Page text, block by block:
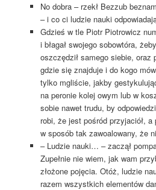
No dobra – rzekł Bezzub
– i co ci ludzie nauki
Gdzieś w tle Piotr Piotrowicz
i błagał swojego sobowtóra,
oszczędził samego siebie, oraz
gdzie się znajduje i do kogo
tylko mgliście, jakby
na peronie kolej owym lub w
sobie nawet trudu, by
robi, że jest pośród przyjaciół,
w sposób tak zawoalowany, że
– Ludzie nauki… – zaczął
Zupełnie nie wiem, jak wam
złożone pojęcia. Otóż, ludzie
razem wszystkich elementów